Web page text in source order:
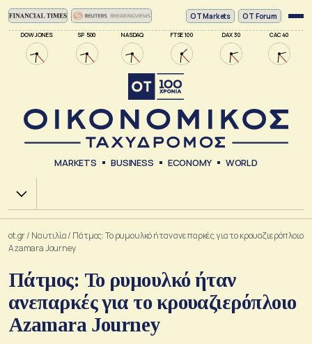
DOW JONES SP 500 NASDAQ FTSE 100 DAX 30 CAC 40
ΟΤ Markets OT Forum
MARKETS BUSINESS ECONOMY WORLD
Χ.Α.
ot.gr/ Ναυτιλία/ Πάτμος: Το ρυμουλκό ήταν ανεπαρκές για το κρουαζιερόπλοιο
Azamara Journey
Πάτμος: Το ρυμουλκό ήταν
ανεπαρκές για το κρουαζιερόπλοιο
Azamara Journey